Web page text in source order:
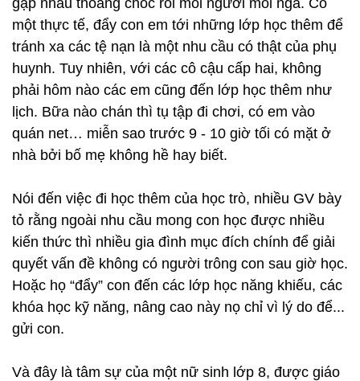
gặp nhau thoáng chốc rồi mỗi người mỗi ngả. Có
một thực tế, đẩy con em tới những lớp học thêm để
tránh xa các tệ nạn là một nhu cầu có thật của phụ
huynh. Tuy nhiên, với các cô cậu cấp hai, không
phải hôm nào các em cũng đến lớp học thêm như
lịch. Bữa nào chán thì tụ tập đi chơi, có em vào
quán net… miễn sao trước 9 - 10 giờ tối có mặt ở
nhà bởi bố mẹ không hề hay biết.
Nói đến việc đi học thêm của học trò, nhiều GV bày
tỏ rằng ngoài nhu cầu mong con học được nhiều
kiến thức thì nhiều gia đình mục đích chính để giải
quyết vấn đề không có người trông con sau giờ học.
Hoặc họ “đẩy” con đến các lớp học năng khiếu, các
khóa học kỹ năng, nâng cao này nọ chỉ vì lý do để...
gửi con.
Và đây là tâm sự của một nữ sinh lớp 8, được giáo